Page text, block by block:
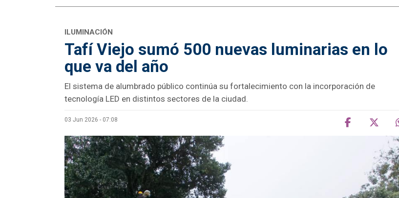
ILUMINACIÓN
Tafí Viejo sumó 500 nuevas luminarias en lo
que va del año
El sistema de alumbrado público continúa su fortalecimiento con la incorporación de
tecnología LED en distintos sectores de la ciudad.
03 Jun 2026 - 07:08